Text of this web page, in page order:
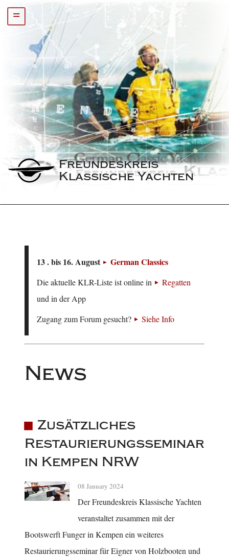
=
Freundeskreis
Klassische Yachten
13 . bis 16. August German Classics
Die aktuelle KLR-Liste ist online in
Regatten
und in der App
Zugang zum Forum gesucht?
Siehe Info
News
Zusätzliches
Restaurierungsseminar
in Kempen NRW
08 January 2024
Der Freundeskreis Klassische Yachten
veranstaltet zusammen mit der
Bootswerft Funger in Kempen ein weiteres
Restaurierungsseminar für Eigner von Holzbooten und